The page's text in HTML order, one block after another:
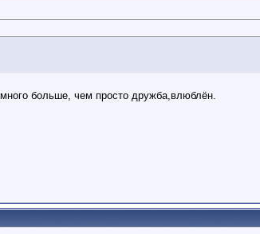
больше, чем просто дружба,влюблён.